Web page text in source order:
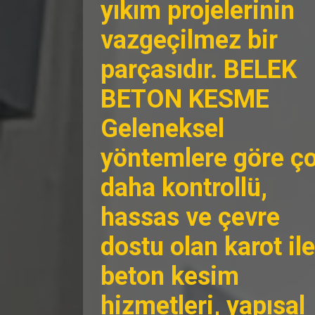
yıkım projelerinin
vazgeçilmez bir
parçasıdır. BELEK
BETON KESME
Geleneksel
yöntemlere göre
daha kontrollü,
hassas ve çevre
dostu olan karot ile
beton kesim
hizmetleri, yapısal